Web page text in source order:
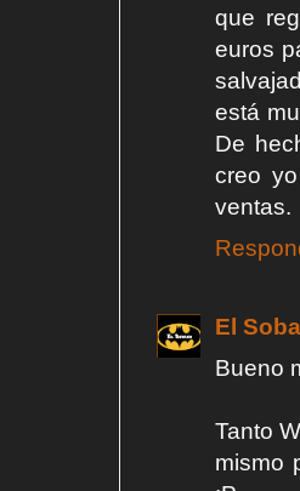
que
euros
está
De
creo
ventas.
El
Bueno
Tanto
mismo